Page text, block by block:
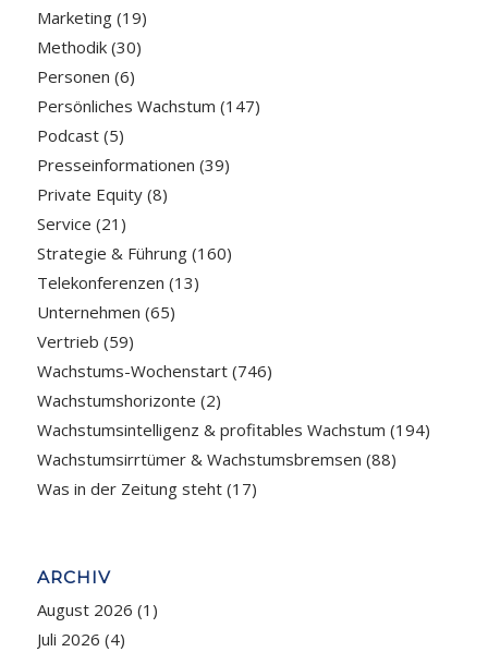
Marketing(19)
Methodik(30)
Personen (6)
Persönliches Wachstum (147)
Podcast(5)
Presseinformationen (39)
Private Equity(8)
Service (21)
Strategie & Führung(160)
Telekonferenzen (13)
Unternehmen (65)
Vertrieb (59)
Wachstums-Wochenstart(746)
Wachstumshorizonte (2)
Wachstumsintelligenz & profitables Wachstum (194)
Wachstumsirrtümer & Wachstumsbremsen (88)
Was in der Zeitung steht(17)
ARCHIV
August 2026 (1)
Juli 2026 (4)